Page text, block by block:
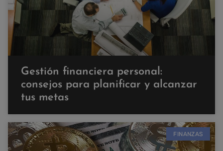
Gestión financiera personal:
consejos para planificar y alcanzar
tus metas
FINANZAS